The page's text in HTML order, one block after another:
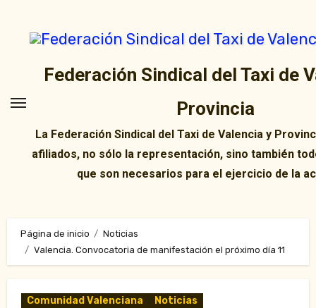
contenido
Federación Sindical del Taxi de
Provincia
La Federación Sindical del Taxi de Valencia y
afiliados, no sólo la representación, sino también
que son necesarios para el ejercicio de la
Página de inicio
Noticias
Valencia. Convocatoria de manifestación el próximo día 11
Comunidad Valenciana Noticias